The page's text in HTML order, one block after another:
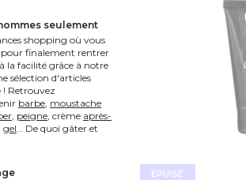
ÉPUISÉ
seulement
shopping où vous
pour finalement rentrer
la facilité grâce à notre
sélection d'articles
! Retrouvez
barbe moustache
peigne , crème après-
gel … De quoi gâter et